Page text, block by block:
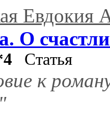
Евдокия
О
Статья
к